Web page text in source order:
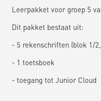
Leerpakket voor groep 5
Dit pakket bestaat uit:
- 5 rekenschriften (blok 1/
- 1 toetsboek
- toegang tot Junior Cloud